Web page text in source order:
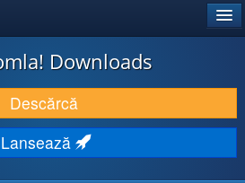
Downloads
Descărcă
Lansează